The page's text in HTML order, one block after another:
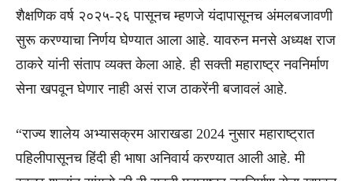
शैक्षणिक वर्ष २०२५-२६ पासूनच म्हणजे यंदापासूनच अंमलबजावणी
सुरू करण्याचा निर्णय घेण्यात आला आहे. यावरुन मनसे अध्यक्ष राज
ठाकरे यांनी संताप व्यक्त केला आहे. ही सक्ती महाराष्ट्र नवनिर्माण
सेना खपवून घेणार नाही असं राज ठाकरेंनी बजावलं आहे.
“राज्य शालेय अभ्यासक्रम आराखडा 2024 नुसार महाराष्ट्रात
पहिलीपासूनच हिंदी ही भाषा अनिवार्य करण्यात आली आहे. मी